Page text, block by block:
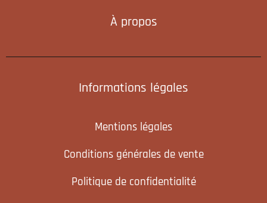
À propos
Informations légales
Mentions légales
Conditions générales de vente
Politique de confidentialité